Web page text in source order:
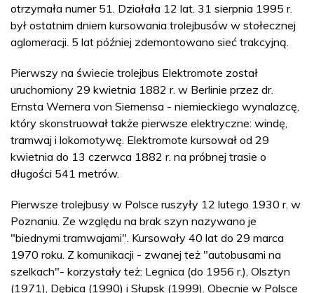
otrzymała numer 51. Działała 12 lat. 31 sierpnia 1995 r.
był ostatnim dniem kursowania trolejbusów w stołecznej
aglomeracji. 5 lat później zdemontowano sieć trakcyjną.
Pierwszy na świecie trolejbus Elektromote został
uruchomiony 29 kwietnia 1882 r. w Berlinie przez dr.
Ernsta Wernera von Siemensa - niemieckiego wynalazcę,
który skonstruował także pierwsze elektryczne: windę,
tramwaj i lokomotywę. Elektromote kursował od 29
kwietnia do 13 czerwca 1882 r. na próbnej trasie o
długości 541 metrów.
Pierwsze trolejbusy w Polsce ruszyły 12 lutego 1930 r. w
Poznaniu. Ze względu na brak szyn nazywano je
"biednymi tramwajami". Kursowały 40 lat do 29 marca
1970 roku. Z komunikacji - zwanej też "autobusami na
szelkach"- korzystały też: Legnica (do 1956 r.), Olsztyn
(1971), Dębica (1990) i Słupsk (1999). Obecnie w Polsce